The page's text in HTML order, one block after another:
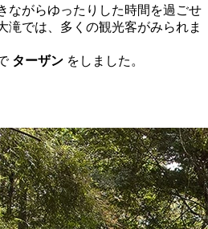
ながらゆったりした時間を過ごせ
滝では、多くの観光客がみられま
ターザン をしました。